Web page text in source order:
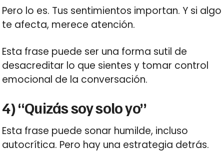
Pero lo es. Tus sentimientos importan. Y si algo
te afecta, merece atención.
Esta frase puede ser una forma sutil de
desacreditar lo que sientes y tomar control
emocional de la conversación.
4) “Quizás soy solo yo”
Esta frase puede sonar humilde, incluso
autocrítica. Pero hay una estrategia detrás.